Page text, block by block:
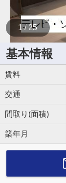
1 / 25
基本情報
賃料
交通
間取り(面積)
築年月